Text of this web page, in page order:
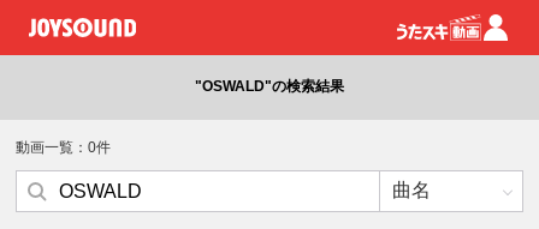
"OSWALD"の検索結果
動画一覧：0件